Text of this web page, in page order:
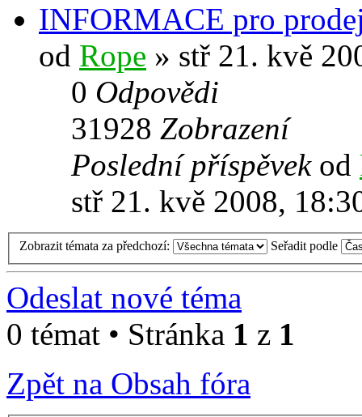
INFORMACE pro
od Rope » stř 21. kvě
0 Odpovědi
31928 Zobrazení
Poslední příspěvek od
stř 21. kvě 2008,
Zobrazit témata za předchozí: Seřadit podle
Odeslat nové téma
0 témat • Stránka 1 z 1
Zpět na Obsah fóra